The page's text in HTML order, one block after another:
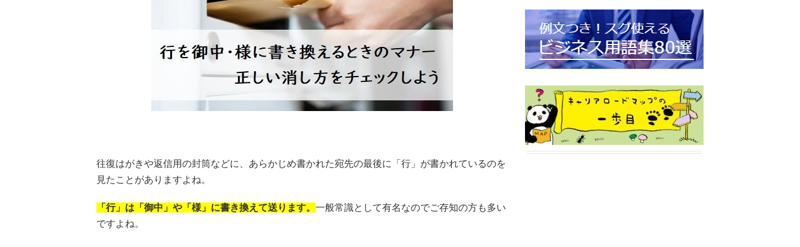
往復はがきや返信用の封筒などに、あらかじめ書かれた宛先の最後に「行」が書かれているのを
見たことがありますよね。
「行」は「御中」や「様」に書き換えて送ります。 一般常識として有名なのでご存知の方も多い
ですよね。